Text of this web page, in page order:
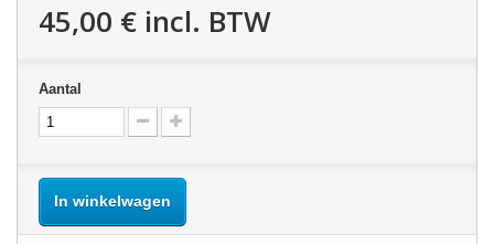
45,00 € incl. BTW
Aantal
In winkelwagen